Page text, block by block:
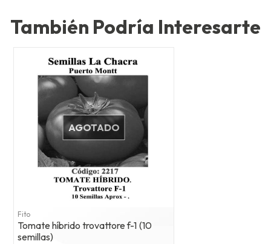
También Podría Interesarte
AGOTADO
Fito
Tomate híbrido trovattore f-1 (10
semillas)